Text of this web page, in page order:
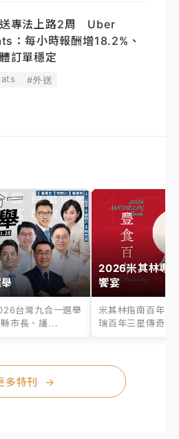
專法上路2周 Uber
：每小時報酬增18.2%、
訂單穩定
#外送
台灣九合一選舉
市長、議...
2026米其林專
饗宴
米其林指南百年之
瑞百年三星傳奇、
多特刊 →